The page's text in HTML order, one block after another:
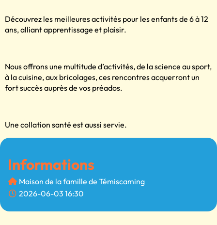
Découvrez les meilleures activités pour les enfants de 6 à 12
ans, alliant apprentissage et plaisir.
Nous offrons une multitude d’activités, de la science au sport,
à la cuisine, aux bricolages, ces rencontres acquerront un
fort succès auprès de vos préados.
Une collation santé est aussi servie.
Informations
Maison de la famille de Témiscaming
2026-06-03 16:30